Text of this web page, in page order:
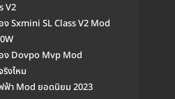
V2
ง Sxmini SL Class V2 Mod
ง Dovpo Mvp Mod
งไหม
ฟ้า Mod ยอดนิยม 2023